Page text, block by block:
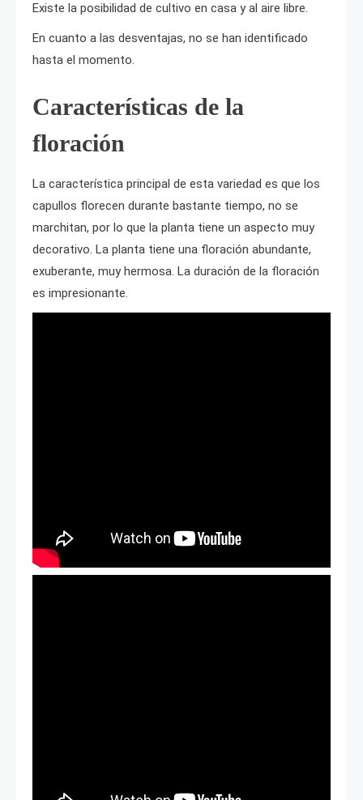
Existe la posibilidad de cultivo en casa y al aire libre.
En cuanto a las desventajas, no se han identificado
hasta el momento.
Características de la
floración
La característica principal de esta variedad es que los
capullos florecen durante bastante tiempo, no se
marchitan, por lo que la planta tiene un aspecto muy
decorativo. La planta tiene una floración abundante,
exuberante, muy hermosa. La duración de la floración
es impresionante.